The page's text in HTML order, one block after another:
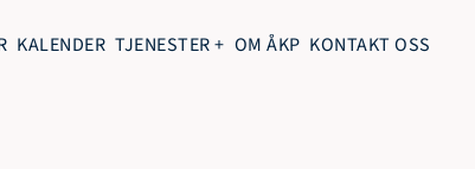
KALENDER TJENESTER + OM ÅKP KONTAKT OSS